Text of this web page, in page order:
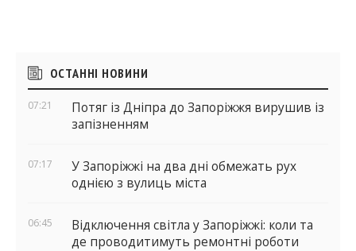
Бічні
віджети
ОСТАННІ НОВИНИ
07:21
Потяг із Дніпра до Запоріжжя вирушив із
запізненням
07:17
У Запоріжжі на два дні обмежать рух
однією з вулиць міста
06:45
Відключення світла у Запоріжжі: коли та
де проводитимуть ремонтні роботи